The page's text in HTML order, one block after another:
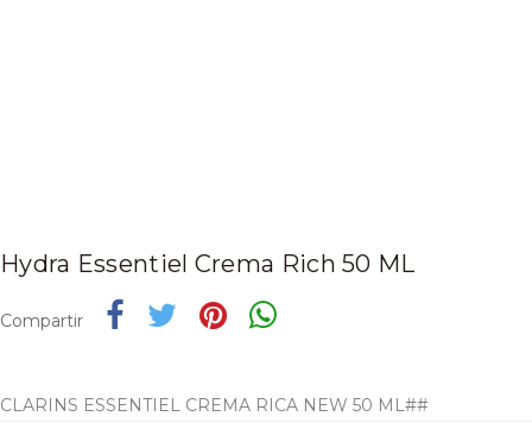
Hydra Essentiel Crema Rich 50 ML
Compartir
CLARINS ESSENTIEL CREMA RICA NEW 50 ML##